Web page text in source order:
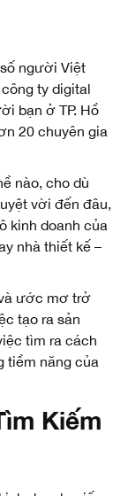
người Việt
ty digital
bạn ở TP. Hồ
20 chuyên gia
nào, cho dù
vời đến đâu,
kinh doanh của
nhà thiết kế –
ước mơ trở
tạo ra sản
tìm ra cách
tiềm năng của
Kiếm